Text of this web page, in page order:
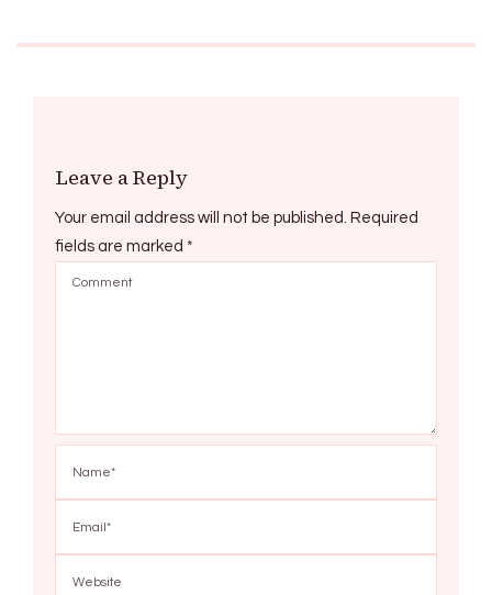
Leave a Reply
Your email address will not be published. Required
fields are marked *